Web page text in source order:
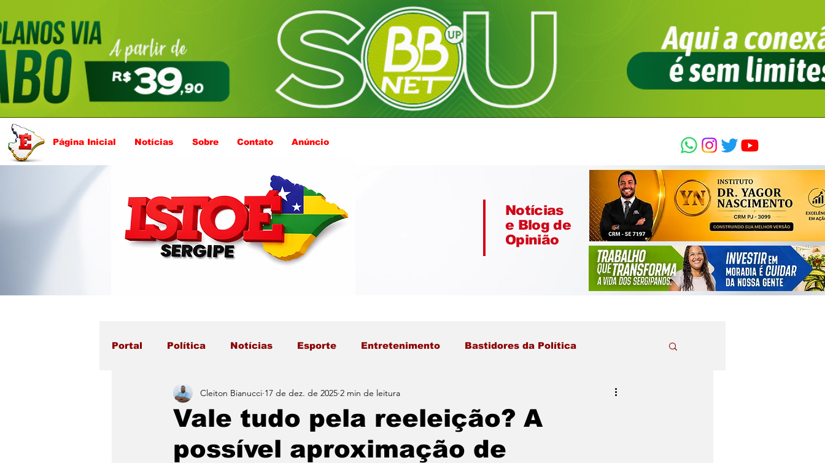
Página Inicial Notícias Sobre Contato Anúncio
Notícias
e Blog de
Opinião
Portal Política Notícias Esporte Entretenimento Bastidores da Política
Vale tudo pela reeleição? A
possível aproximação de
Cleiton Bianucci 17 de dez. de 2025 2 min de leitura